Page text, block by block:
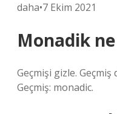
daha•7 Ekim 2021
Monadik
Geçmişi gizle. Geçmiş
Geçmiş: monadic.